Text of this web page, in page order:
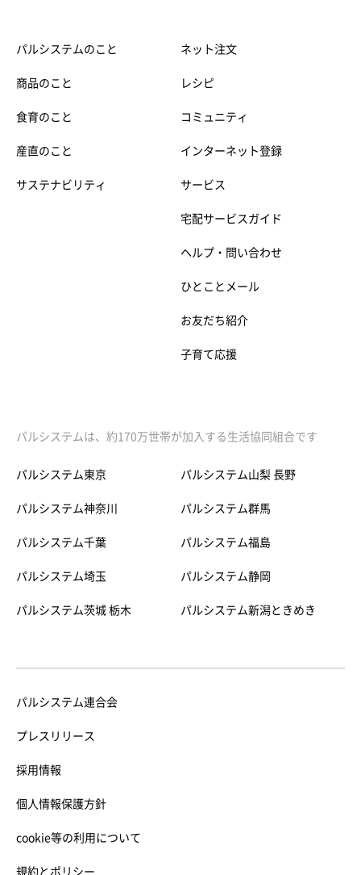
パルシステムのこと
商品のこと
食育のこと
産直のこと
サステナビリティ
ネット注文
レシピ
コミュニティ
インターネット登録
サービス
宅配サービスガイド
ヘルプ・問い合わせ
ひとことメール
お友だち紹介
子育て応援
パルシステムは、約170万世帯が加入する生活協同組合です
パルシステム東京
パルシステム神奈川
パルシステム千葉
パルシステム埼玉
パルシステム茨城 栃木
パルシステム山梨 長野
パルシステム群馬
パルシステム福島
パルシステム静岡
パルシステム新潟ときめき
パルシステム連合会
プレスリリース
採用情報
個人情報保護方針
cookie等の利用について
規約とポリシー